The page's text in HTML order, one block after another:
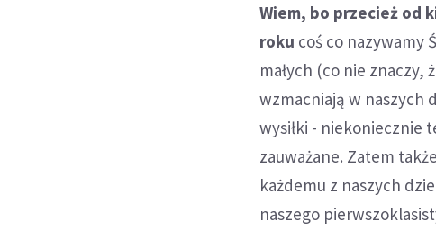
Wiem, bo przecież od
roku coś co nazywamy
małych (co nie
wzmacniają w naszych
wysiłki - niekoniecznie
zauważane. Zatem
każdemu z naszych
naszego